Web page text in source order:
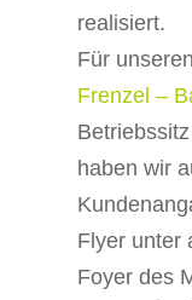
realisiert.
Für
Frenzel –
haben wir
Flyer unter
Foyer des